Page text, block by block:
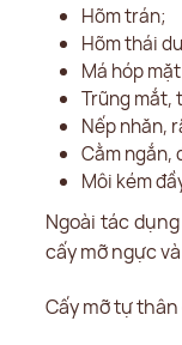
Hõm trán;
Hõm thái
Má hóp
Trũng mắt,
Nếp nhăn,
Cằm ngắn,
Môi kém
Ngoài tác
cấy mỡ ngực
Cấy mỡ tự